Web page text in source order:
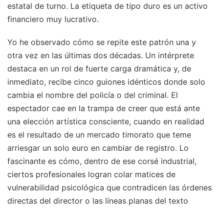
estatal de turno. La etiqueta de tipo duro es un activo
financiero muy lucrativo.
Yo he observado cómo se repite este patrón una y
otra vez en las últimas dos décadas. Un intérprete
destaca en un rol de fuerte carga dramática y, de
inmediato, recibe cinco guiones idénticos donde solo
cambia el nombre del policía o del criminal. El
espectador cae en la trampa de creer que está ante
una elección artística consciente, cuando en realidad
es el resultado de un mercado timorato que teme
arriesgar un solo euro en cambiar de registro. Lo
fascinante es cómo, dentro de ese corsé industrial,
ciertos profesionales logran colar matices de
vulnerabilidad psicológica que contradicen las órdenes
directas del director o las líneas planas del texto